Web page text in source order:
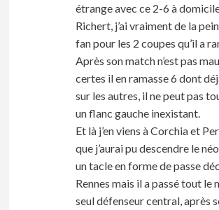
étrange avec ce 2-6 à
Richert, j’ai vraiment de la
fan pour les 2 coupes qu’il a
Après son match n’est pas
certes il en ramasse 6 dont
sur les autres, il ne peut pas
un flanc gauche inexistant.
Et là j’en viens à Corchia et
que j’aurai pu descendre le
un tacle en forme de passe
Rennes mais il a passé tout le
seul défenseur central, après